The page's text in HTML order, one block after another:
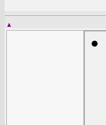
▲